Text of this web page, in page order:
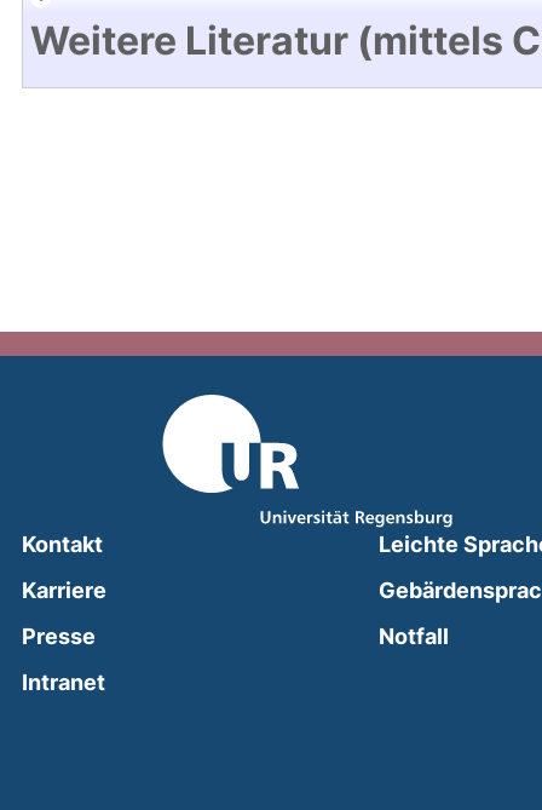
Weitere Literatur (mittels
Kontakt
Karriere
Presse
Intranet(external link, opens in a new window)
Leichte
Notfall